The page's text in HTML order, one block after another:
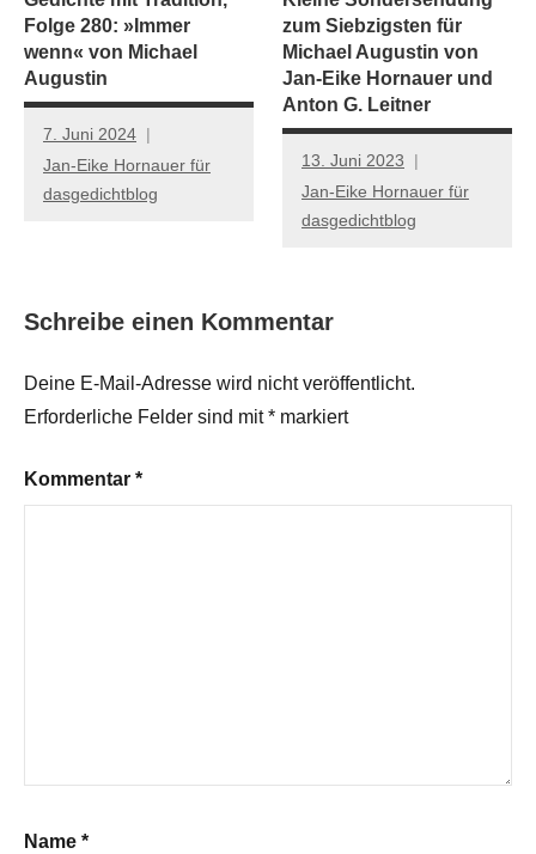
Folge 280: »Immer
wenn« von Michael
Augustin
7. Juni 2024
Jan-Eike Hornauer für
dasgedichtblog
zum Siebzigsten für
Michael Augustin von
Jan-Eike Hornauer und
Anton G. Leitner
13. Juni 2023
Jan-Eike Hornauer für
dasgedichtblog
Schreibe einen Kommentar
Deine E-Mail-Adresse wird nicht veröffentlicht.
Erforderliche Felder sind mit* markiert
Kommentar *
Name *